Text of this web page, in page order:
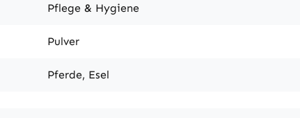
Pflege & Hygiene
Pulver
Pferde, Esel